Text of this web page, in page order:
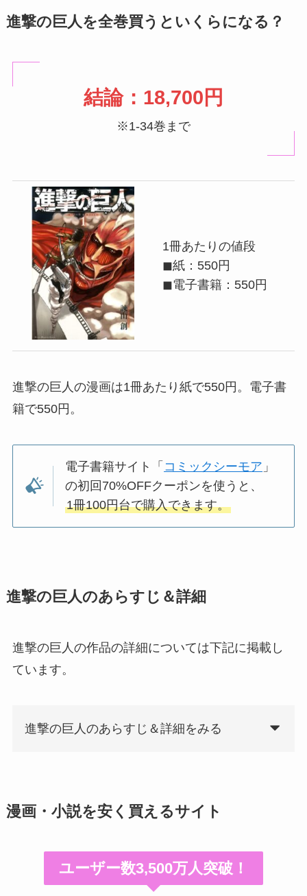
進撃の巨人を全巻買うといくらになる？
結論：18,700円
※1-34巻まで
1冊あたりの値段
◼紙：550円
◼電子書籍：550円
進撃の巨人の漫画は1冊あたり紙で550円。電子書
籍で550円。
電子書籍サイト「 コミックシーモア 」
の初回70%OFFクーポンを使うと、
1冊100円台で購入できます。
進撃の巨人のあらすじ＆詳細
進撃の巨人の作品の詳細については下記に掲載し
ています。
進撃の巨人のあらすじ＆詳細をみる
漫画・小説を安く買えるサイト
ユーザー数3,500万人突破！